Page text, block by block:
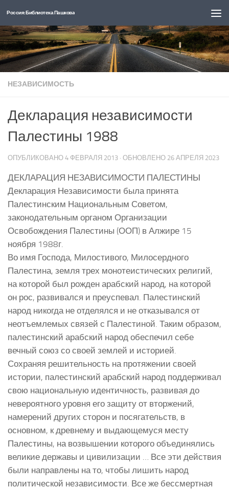
Перейти к содержимому
Россия: Библиотека Пашкова
НЕЗАВИСИМОСТЬ
Декларация независимости
Палестины 1988
ОПУБЛИКОВАНО 4 ФЕВРАЛЯ 2013 · ОБНОВЛЕНО 26 АПРЕЛЯ 2023
ДЕКЛАРАЦИЯ НЕЗАВИСИМОСТИ ПАЛЕСТИНЫ
Декларация Независимости была принята
Палестинским Национальным Советом,
законодательным органом Организации
Освобождения Палестины (ООП) в Алжире 15
ноября 1988г.
Во имя Господа, Милостивого, Милосердного
Палестина, земля трех монотеистических религий,
на которой был рожден арабский народ, на которой
он рос, развивался и преуспевал. Палестинский
народ никогда не отделялся и не отказывался от
неотъемлемых связей с Палестиной. Таким образом,
палестинский арабский народ обеспечил себе
вечный союз со своей землей и историей.
Сохраняя решительность на протяжении своей
истории, палестинский арабский народ поддерживал
свою национальную идентичность, развивая до
невероятного уровня его защиту от вторжений,
намерений других сторон и посягательств, в
основном, к древнему и выдающемуся месту
Палестины, на возвышении которого объединялись
великие державы и цивилизации … Все эти действия
были направлены на то, чтобы лишить народ
политической независимости. Все же бессмертная